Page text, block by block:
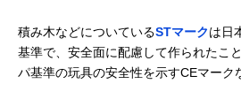
き50ピース 30113
チ
ン
積み木などについているSTマークは日
基準で、安全面に配慮して作られたこ
パ基準の玩具の安全性を示すCEマーク